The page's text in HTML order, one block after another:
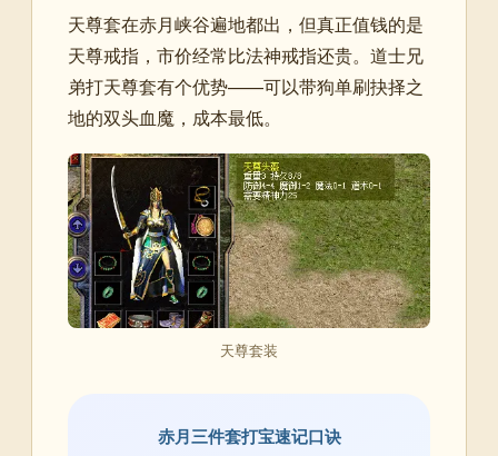
天尊套在赤月峡谷遍地都出，但真正值钱的是
天尊戒指，市价经常比法神戒指还贵。道士兄
弟打天尊套有个优势——可以带狗单刷抉择之
地的双头血魔，成本最低。
天尊套装
赤月三件套打宝速记口诀